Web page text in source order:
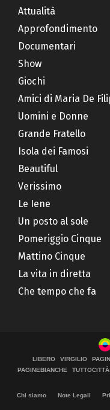
Attualità
Approfondimento
Documentari
Show
Giochi
Amici di Maria De
Uomini e Donne
Grande Fratello
Isola dei Famosi
Beautiful
Verissimo
Le Iene
Un posto al sole
Pomeriggio Cinque
Mattino Cinque
La vita in diretta
Che tempo che fa
LIBERO VIRGILIO
PAGINEBIANCHE
TUTTOCITTÀ
Chi siamo Note Legali